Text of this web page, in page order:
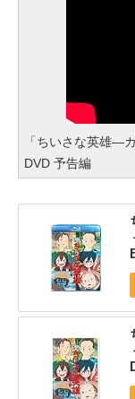
「ちいさな英雄―
DVD 予告編